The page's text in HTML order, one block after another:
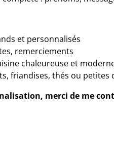
et personnalisés
remerciements
chaleureuse et
friandises, thés ou petites
merci de me